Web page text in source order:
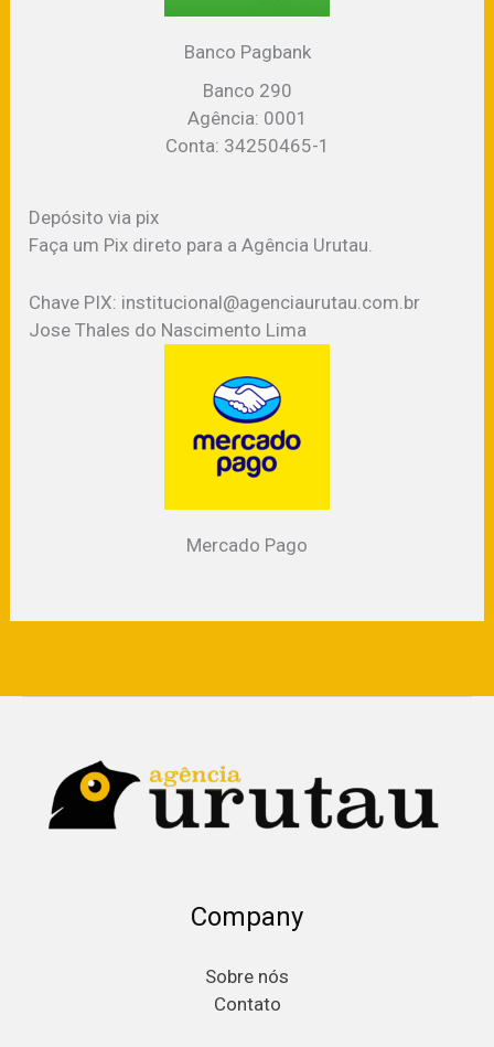
Banco Pagbank
Banco 290
Agência: 0001
Conta: 34250465-1
Depósito via pix
Faça um Pix direto para a Agência Urutau.
Chave PIX: institucional@agenciaurutau.com.br
Jose Thales do Nascimento Lima
Mercado Pago
Company
Sobre nós
Contato